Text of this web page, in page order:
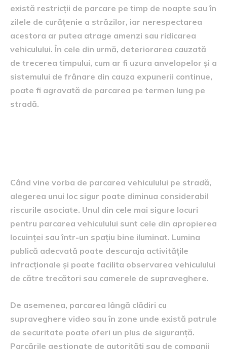
există restricții de parcare pe timp de noapte sau în
zilele de curățenie a străzilor, iar nerespectarea
acestora ar putea atrage amenzi sau ridicarea
vehiculului. În cele din urmă, deteriorarea cauzată
de trecerea timpului, cum ar fi uzura anvelopelor și a
sistemului de frânare din cauza expunerii continue,
poate fi agravată de parcarea pe termen lung pe
stradă.
Când vine vorba de parcarea vehiculului pe stradă,
alegerea unui loc sigur poate diminua considerabil
riscurile asociate. Unul din cele mai sigure locuri
pentru parcarea vehiculului sunt cele din apropierea
locuinței sau într-un spațiu bine iluminat. Lumina
publică adecvată poate descuraja activitățile
infracționale și poate facilita observarea vehiculului
de către trecători sau camerele de supraveghere.
De asemenea, parcarea lângă clădiri cu
supraveghere video sau în zone unde există patrule
de securitate poate oferi un plus de siguranță.
Parcările gestionate de autorități sau de companii